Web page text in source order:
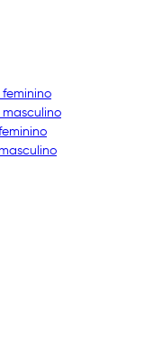
feminino
masculino